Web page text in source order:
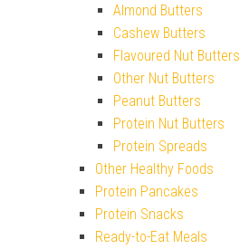
Almond Butters
Cashew Butters
Flavoured Nut Butters
Other Nut Butters
Peanut Butters
Protein Nut Butters
Protein Spreads
Other Healthy Foods
Protein Pancakes
Protein Snacks
Ready-to-Eat Meals